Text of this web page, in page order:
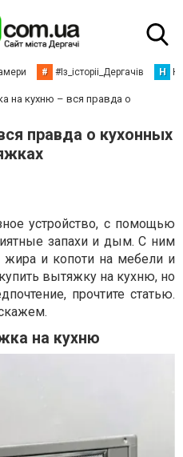
# #Із_історіі_Дергачів Н
на кухню – вся правда о
правда о кухонных
устройство, с помощью
запахи и дым. С ним
жира и копоти на мебели и
вытяжку на кухню, но
прочтите статью.
на кухню